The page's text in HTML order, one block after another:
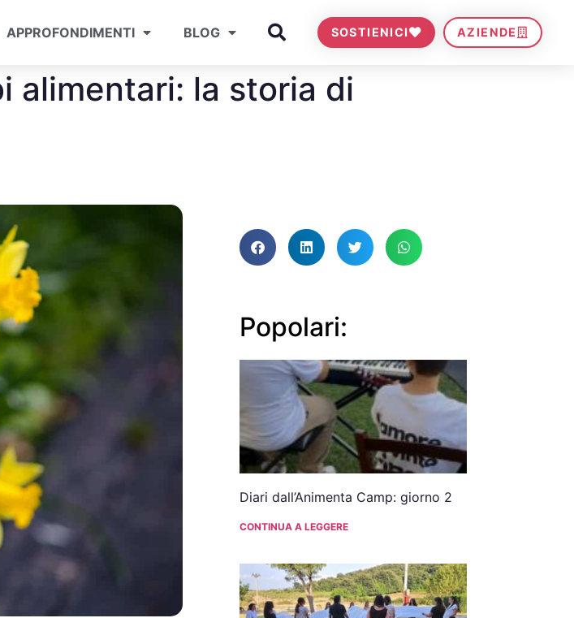
APPROFONDIMENTI BLOG SOSTIENICI AZIENDE
alimentari: la storia di
Popolari:
Diari dall’Animenta Camp: giorno 2
CONTINUA A LEGGERE